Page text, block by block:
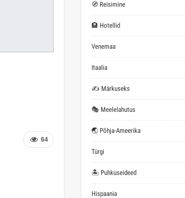
64
🧭 Reisimine
🏨 Hotellid
Venemaa
Itaalia
✍ Märkuseks
🎭 Meelelahutus
🌏 Põhja-Ameerika
Türgi
🏝 Puhkuseideed
Hispaania